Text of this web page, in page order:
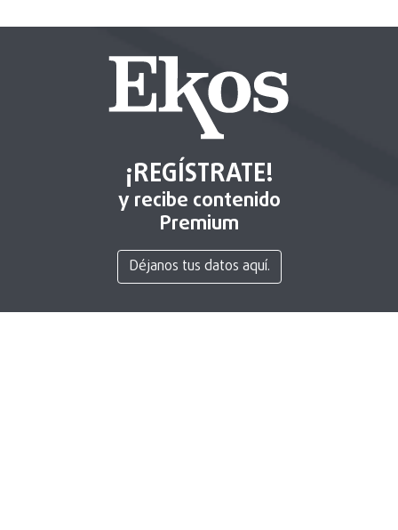
¡REGÍSTRATE!
y recibe contenido
Premium
Déjanos tus datos aquí.